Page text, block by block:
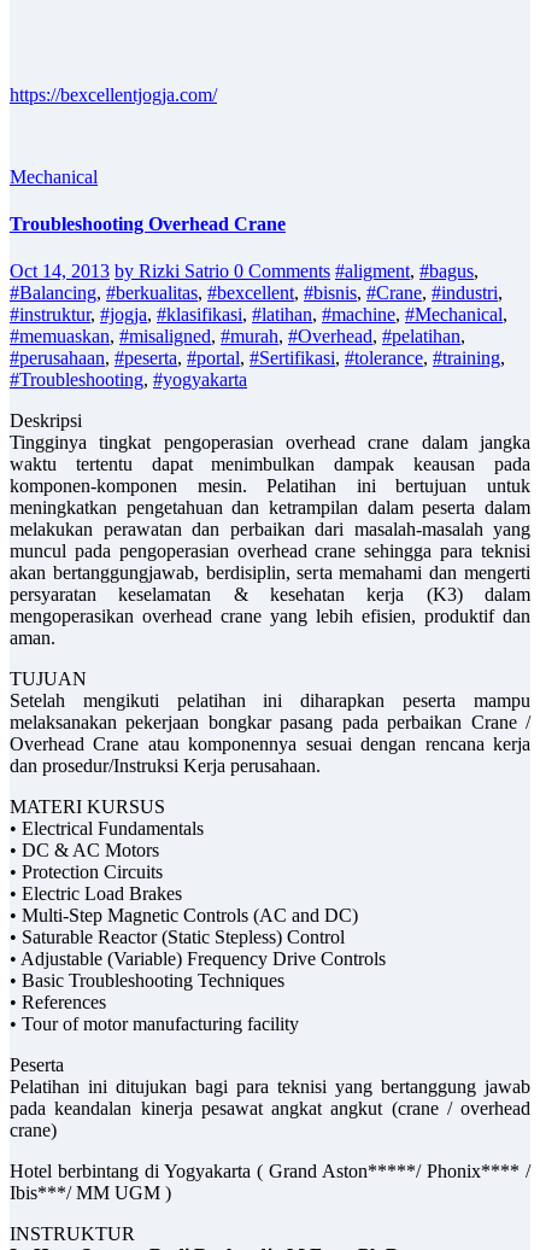
https://bexcellentjogja.com/
Mechanical
Troubleshooting Overhead Crane
Oct 14, 2013 by Rizki Satrio 0 Comments #aligment, #bagus,
#Balancing, #berkualitas, #bexcellent, #bisnis, #Crane, #industri,
#instruktur, #jogja, #klasifikasi, #latihan, #machine, #Mechanical,
#memuaskan, #misaligned, #murah, #Overhead, #pelatihan,
#perusahaan, #peserta, #portal, #Sertifikasi, #tolerance, #training,
#Troubleshooting, #yogyakarta
Deskripsi
Tingginya tingkat pengoperasian overhead crane dalam jangka
waktu tertentu dapat menimbulkan dampak keausan pada
komponen-komponen mesin. Pelatihan ini bertujuan untuk
meningkatkan pengetahuan dan ketrampilan dalam peserta dalam
melakukan perawatan dan perbaikan dari masalah-masalah yang
muncul pada pengoperasian overhead crane sehingga para teknisi
akan bertanggungjawab, berdisiplin, serta memahami dan mengerti
persyaratan keselamatan & kesehatan kerja (K3) dalam
mengoperasikan overhead crane yang lebih efisien, produktif dan
aman.
TUJUAN
Setelah mengikuti pelatihan ini diharapkan peserta mampu
melaksanakan pekerjaan bongkar pasang pada perbaikan Crane /
Overhead Crane atau komponennya sesuai dengan rencana kerja
dan prosedur/Instruksi Kerja perusahaan.
MATERI KURSUS
• Electrical Fundamentals
• DC & AC Motors
• Protection Circuits
• Electric Load Brakes
• Multi-Step Magnetic Controls (AC and DC)
• Saturable Reactor (Static Stepless) Control
• Adjustable (Variable) Frequency Drive Controls
• Basic Troubleshooting Techniques
• References
• Tour of motor manufacturing facility
Peserta
Pelatihan ini ditujukan bagi para teknisi yang bertanggung jawab
pada keandalan kinerja pesawat angkat angkut (crane / overhead
crane)
Hotel berbintang di Yogyakarta ( Grand Aston*****/ Phonix**** /
Ibis***/ MM UGM )
INSTRUKTUR